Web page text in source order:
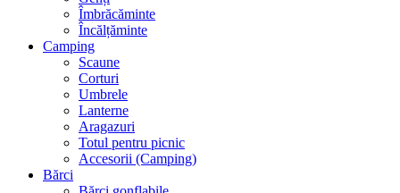
Îmbrăcăminte
Încălțăminte
Camping
Scaune
Corturi
Umbrele
Lanterne
Aragazuri
Totul pentru picnic
Accesorii (Camping)
Bărci